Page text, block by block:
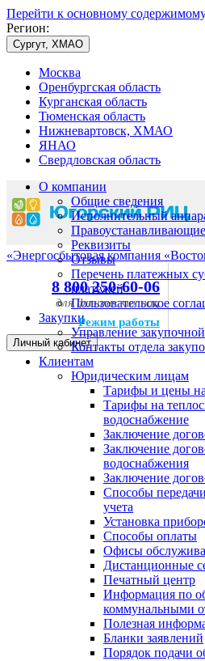
Перейти к основному
Регион:
Сургут, ХМАО
Москва
Оренбургская область
Курганская область
Тюменская область
Нижневартовск, ХМАО
ЯНАО
Свердловская область
«Энергосбытовая компания
8 800 250-60-06
для физических лиц
Режим работы
Личный кабинет
О компании
Общие сведения
Исполнительный
Реквизиты
Отзывы
Перечень платежных
платежей
Пользовательское
Закупки
Управление
Контакты отдела
Клиентам
Юридическим лицам
Тарифы и цены
Тарифы на
водоснабжение
Заключение
Заключение
водоснабжения
Заключение
Способы
учета
Установка
Способы оплаты
Офисы
Дистанционные
Печатный центр
Информация по
коммунальными
Полезная
Бланки заявлений
Порядок подачи